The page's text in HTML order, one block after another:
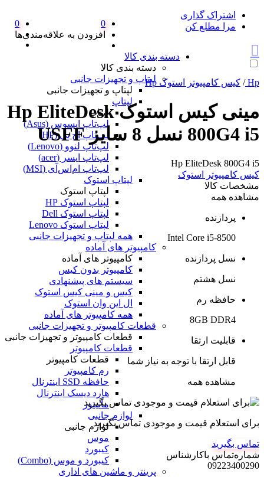
اشتراک گذاری
مرا مطلع کن
0
افزودن به علاقه‌مندی‌ها
0
دسته بندی کالا
دسته بندی کالا
لپتاپ و تجهیزات جانبی
لپتاپ و تجهیزات جانبی
لپتاپ
لپتاپ
لپ‌تاپ ایسوس (Asus)
لپ‌تاپ اچ پی (HP)
لپ‌تاپ لنوو (Lenovo)
لپ‌تاپ ایسر (acer)
لپ‌تاپ ام‌اس‌آی (MSI)
لپتاپ استوک
لپتاپ استوک
لپتاپ استوک HP
لپتاپ استوک Dell
لپتاپ استوک Lenovo
همه لپتاپ و تجهیزات جانبی
کامپیوتر های آماده
کامپیوتر های آماده
کامپیوتر بدون کیس
سیستم های پیشنهادی
کیس و مینی کیس استوک
ال این وان استوک
همه کامپیوتر های آماده
قطعات کامپیوتر و تجهیزات جانبی
قطعات کامپیوتر و تجهیزات جانبی
قطعات کامپیوتر
قطعات کامپیوتر
رم کامپیوتر
حافظه SSD اینترنال
هارد دیسک اینترنال
مانیتور
لوازم جانبی
لوازم جانبی
موس
کیبورد
کیبورد و موس (Combo)
پرینتر و ماشین های اداری
Hp
/ کیس کامپیوتر استوک Hp
مینی کیس استوک Hp EliteDesk
800G4 i5 نسل 8 سایز USFF
Hp EliteDesk 800G4 i5
کیس کامپیوتر استوک
مشخصات کالا
مشاهده همه
پردازنده
Intel Core i5-8500
نسل پردازنده
نسل هشتم
حافظه رم
8GB DDR4
قابلیت ارتقا
قابل ارتقا با توجه به نیاز شما
مشاهده همه
برای استعلام قیمت و موجودی تماس بگیرید
تماس بگیرید
شماره‌تماس‌ با‌کارشناس
09223400290